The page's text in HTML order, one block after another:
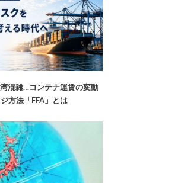
混雑…コンテナ運賃の変動
方法「FFA」とは